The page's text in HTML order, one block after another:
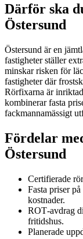
Därför ska
Östersund
Östersund är en
fastigheter ställer
minskar risken för
fastigheter där
Rörfixarna är
kombinerar fasta
fackmannamässigt
Fördelar
Östersund
Certifierade
Fasta priser
kostnader.
ROT‑avdrag
fritidshus.
Planerade